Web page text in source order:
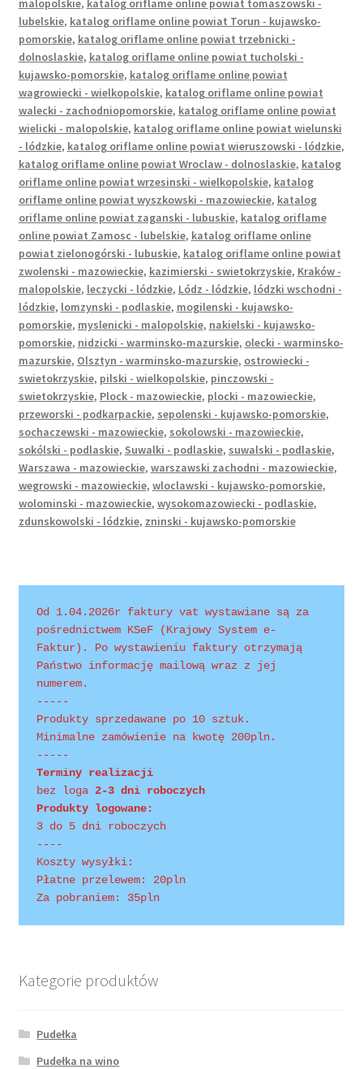
malopolskie, katalog oriflame online powiat tomaszowski -
lubelskie, katalog oriflame online powiat Torun - kujawsko-
pomorskie, katalog oriflame online powiat trzebnicki -
dolnoslaskie, katalog oriflame online powiat tucholski -
kujawsko-pomorskie, katalog oriflame online powiat
wagrowiecki - wielkopolskie, katalog oriflame online powiat
walecki - zachodniopomorskie, katalog oriflame online powiat
wielicki - malopolskie, katalog oriflame online powiat wielunski
- lódzkie, katalog oriflame online powiat wieruszowski - lódzkie,
katalog oriflame online powiat Wroclaw - dolnoslaskie, katalog
oriflame online powiat wrzesinski - wielkopolskie, katalog
oriflame online powiat wyszkowski - mazowieckie, katalog
oriflame online powiat zaganski - lubuskie, katalog oriflame
online powiat Zamosc - lubelskie, katalog oriflame online
powiat zielonogórski - lubuskie, katalog oriflame online powiat
zwolenski - mazowieckie, kazimierski - swietokrzyskie, Kraków -
malopolskie, leczycki - lódzkie, Lódz - lódzkie, lódzki wschodni -
lódzkie, lomzynski - podlaskie, mogilenski - kujawsko-
pomorskie, myslenicki - malopolskie, nakielski - kujawsko-
pomorskie, nidzicki - warminsko-mazurskie, olecki - warminsko-
mazurskie, Olsztyn - warminsko-mazurskie, ostrowiecki -
swietokrzyskie, pilski - wielkopolskie, pinczowski -
swietokrzyskie, Plock - mazowieckie, plocki - mazowieckie,
przeworski - podkarpackie, sepolenski - kujawsko-pomorskie,
sochaczewski - mazowieckie, sokolowski - mazowieckie,
sokólski - podlaskie, Suwalki - podlaskie, suwalski - podlaskie,
Warszawa - mazowieckie, warszawski zachodni - mazowieckie,
wegrowski - mazowieckie, wloclawski - kujawsko-pomorskie,
wolominski - mazowieckie, wysokomazowiecki - podlaskie,
zdunskowolski - lódzkie, zninski - kujawsko-pomorskie
Od 1.04.2026r faktury vat wystawiane są za
pośrednictwem KSeF (Krajowy System e-
Faktur). Po wystawieniu faktury otrzymają
Państwo informację mailową wraz z jej
numerem.
-----
Produkty sprzedawane po 10 sztuk.
Minimalne zamówienie na kwotę 200pln.
-----
Terminy realizacji
bez loga 2-3 dni roboczych
Produkty logowane:
3 do 5 dni roboczych
----
Koszty wysyłki:
Płatne przelewem: 20pln
Za pobraniem: 35pln
Kategorie produktów
Pudełka
Pudełka na wino